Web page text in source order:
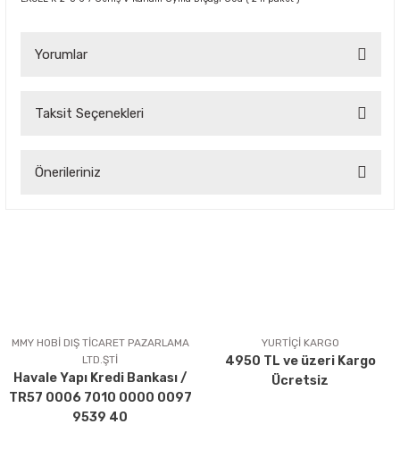
Yorumlar
Taksit Seçenekleri
Önerileriniz
Ürün açıklamasında eksik bilgiler bulunuyor.
Ürün bilgilerinde hatalar bulunuyor.
Ürün fiyatı diğer sitelerden daha pahalı.
Bu ürüne benzer farklı alternatifler olmalı.
MMY HOBİ DIŞ TİCARET PAZARLAMA
LTD.ŞTİ
Havale Yapı Kredi Bankası /
TR57 0006 7010 0000 0097
9539 40
YURTİÇİ KARGO
4950 TL ve üzeri Kargo
Ücretsiz